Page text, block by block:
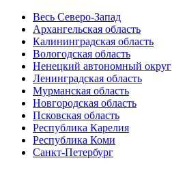
Весь Северо-Запад
Архангельская область
Калининградская область
Вологодская область
Ненецкий автономный округ
Ленинградская область
Мурманская область
Новгородская область
Псковская область
Республика Карелия
Республика Коми
Санкт-Петербург